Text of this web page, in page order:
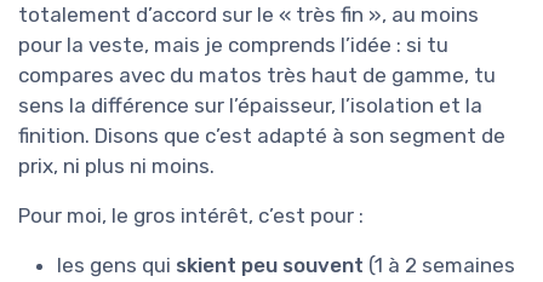
totalement d’accord sur le « très fin », au moins
pour la veste, mais je comprends l’idée : si tu
compares avec du matos très haut de gamme, tu
sens la différence sur l’épaisseur, l’isolation et la
finition. Disons que c’est adapté à son segment de
prix, ni plus ni moins.
Pour moi, le gros intérêt, c’est pour :
les gens qui skient peu souvent (1 à 2 semaines